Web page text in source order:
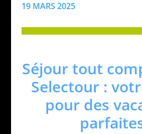
19 MARS 2025
Séjour tout
Selectour :
pour des